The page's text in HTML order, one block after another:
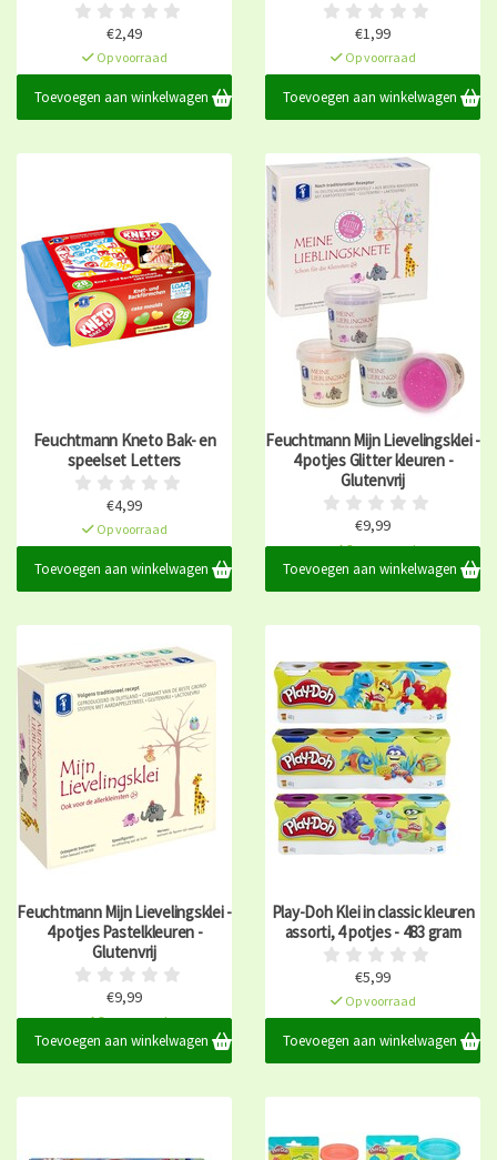
€2,49
Op voorraad
Toevoegen aan winkelwagen
€1,99
Op voorraad
Toevoegen aan winkelwagen
Feuchtmann Kneto Bak- en
speelset Letters
€4,99
Op voorraad
Toevoegen aan winkelwagen
Feuchtmann Mijn Lievelingsklei -
4 potjes Glitter kleuren -
Glutenvrij
€9,99
Op voorraad
Toevoegen aan winkelwagen
Feuchtmann Mijn Lievelingsklei -
4 potjes Pastelkleuren -
Glutenvrij
€9,99
Op voorraad
Toevoegen aan winkelwagen
Play-Doh Klei in classic kleuren
assorti, 4 potjes - 483 gram
€5,99
Op voorraad
Toevoegen aan winkelwagen